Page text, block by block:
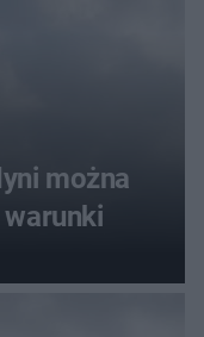
można
warunki